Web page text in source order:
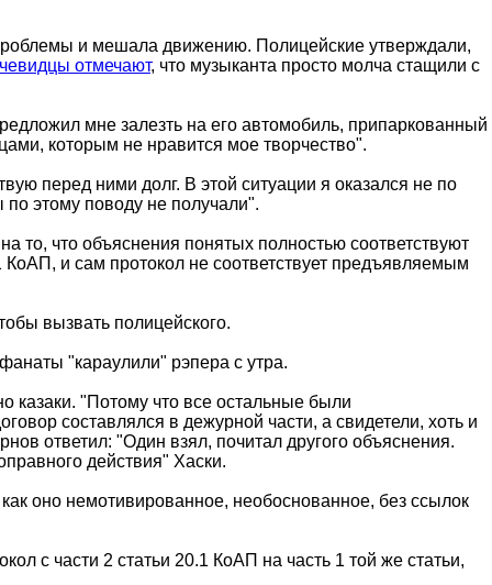
и мешала движению. Полицейские утверждали,
отмечают, что музыканта просто молча стащили с
мне залезть на его автомобиль, припаркованный
которым не нравится мое творчество".
перед ними долг. В этой ситуации я оказался не по
этому поводу не получали".
то, что объяснения понятых полностью соответствуют
КоАП, и сам протокол не соответствует предъявляемым
вызвать полицейского.
"караулили" рэпера с утра.
казаки. "Потому что все остальные были
составлялся в дежурной части, а свидетели, хоть и
ответил: "Один взял, почитал другого объяснения.
действия" Хаски.
оно немотивированное, необоснованное, без ссылок
с части 2 статьи 20.1 КоАП на часть 1 той же статьи,